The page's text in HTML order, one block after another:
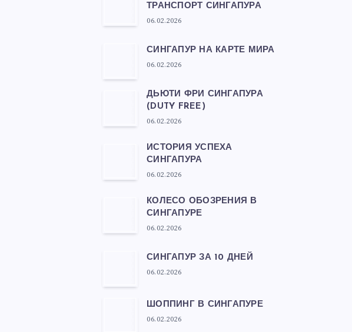
ТРАНСПОРТ СИНГАПУРА
06.02.2026
СИНГАПУР НА КАРТЕ МИРА
06.02.2026
ДЬЮТИ ФРИ СИНГАПУРА
(DUTY FREE)
06.02.2026
ИСТОРИЯ УСПЕХА
СИНГАПУРА
06.02.2026
КОЛЕСО ОБОЗРЕНИЯ В
СИНГАПУРЕ
06.02.2026
СИНГАПУР ЗА 10 ДНЕЙ
06.02.2026
ШОППИНГ В СИНГАПУРЕ
06.02.2026